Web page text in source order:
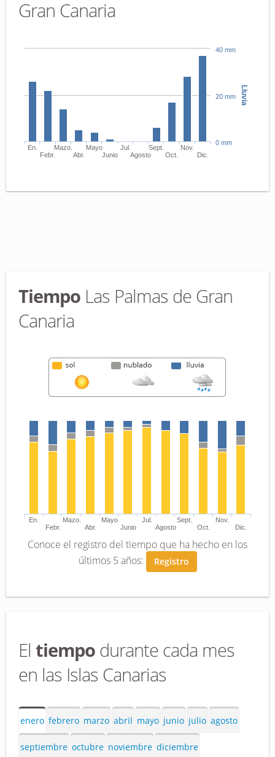
Gran Canaria
Lluvia
En.
Febr.
Mazo.
Abr.
Mayo
Junio
Jul.
Agosto
Sept.
Oct.
Nov.
Dic.
0 mm
20 mm
40 mm
Tiempo Las Palmas de Gran
Canaria
En.
Febr.
Mazo.
Abr.
Mayo
Junio
Jul.
Agosto
Sept.
Oct.
Nov.
Dic.
Conoce el registro del tiempo que ha hecho en los
últimos 5 años:
Registro
El tiempo durante cada mes
en las Islas Canarias
enero febrero marzo abril mayo junio julio agosto
septiembre octubre noviembre diciembre